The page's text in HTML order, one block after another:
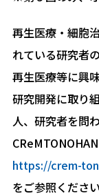
再生医療・細胞
れている研究者
再生医療等に興
研究開発に取り
人、研究者を問
https://crem-
をご参照ください